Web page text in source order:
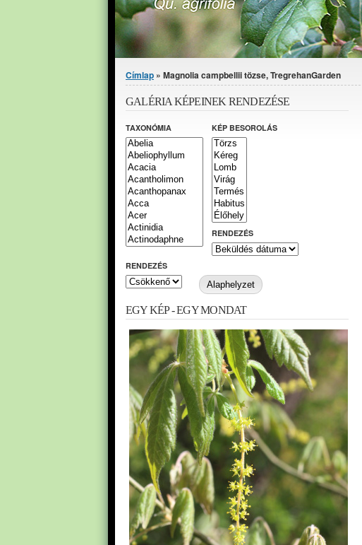
Jelenlegi hely
Címlap » Magnolia campbellii tözse, TregrehanGarden
GALÉRIA KÉPEINEK RENDEZÉSE
TAXONÓMIA KÉP BESOROLÁS
RENDEZÉS
RENDEZÉS
EGY KÉP - EGY MONDAT